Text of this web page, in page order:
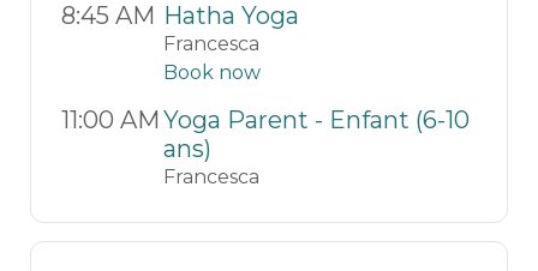
8:45 AM Hatha Yoga
Francesca
Book now
11:00 AM Yoga Parent - Enfant (6-10
ans)
Francesca